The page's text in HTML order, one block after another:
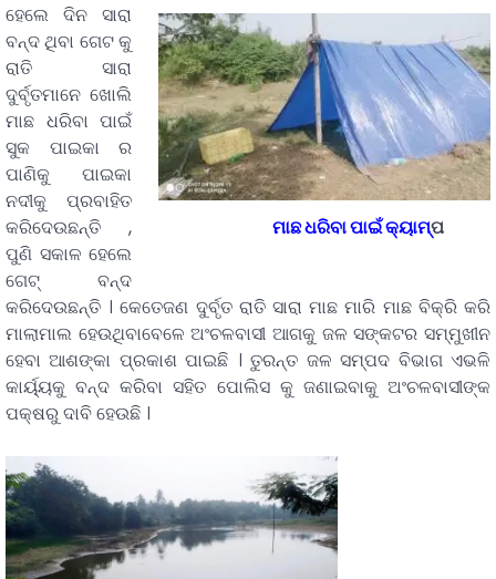
ମାଛ ଧରିବା ପାଇଁ କ୍ୟାମ୍ପ
ହେଲେ ଦିନ ସାରା
ବନ୍ଦ ଥିବା ଗେଟ କୁ
ରାତି ସାରା
ଦୁର୍ବୃତମାନେ ଖୋଲି
ମାଛ ଧରିବା ପାଇଁ
ସୁକ ପାଇକା ର
ପାଣିକୁ ପାଇକା
ନଦୀକୁ ପ୍ରବାହିତ
କରିଦେଉଛନ୍ତି ,
ପୁଣି ସକାଳ ହେଲେ
ଗେଟ୍ ବନ୍ଦ
କରିଦେଉଛନ୍ତି । କେତେଜଣ ଦୁର୍ବୃତ ରାତି ସାରା ମାଛ ମାରି ମାଛ ବିକ୍ରି କରି
ମାଲାମାଲ ହେଉଥିବାବେଳେ ଅଂଚଳବାସୀ ଆଗକୁ ଜଳ ସଙ୍କଟର ସମ୍ମୁଖୀନ
ହେବା ଆଶଙ୍କା ପ୍ରକାଶ ପାଇଛି । ତୁରନ୍ତ ଜଳ ସମ୍ପଦ ବିଭାଗ ଏଭଳି
କାର୍ୟ୍ୟକୁ ବନ୍ଦ କରିବା ସହିତ ପୋଲିସ କୁ ଜଣାଇବାକୁ ଅଂଚଳବାସୀଙ୍କ
ପକ୍ଷରୁ ଦାବି ହେଉଛି ।